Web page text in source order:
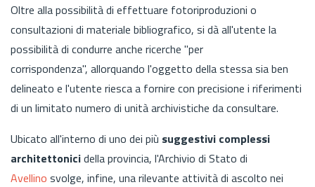
Oltre alla possibilità di effettuare fotoriproduzioni o
consultazioni di materiale bibliografico, si dà all'utente la
possibilità di condurre anche ricerche "per
corrispondenza", allorquando l'oggetto della stessa sia ben
delineato e l'utente riesca a fornire con precisione i riferimenti
di un limitato numero di unità archivistiche da consultare.
Ubicato all'interno di uno dei più suggestivi complessi
architettonicidella provincia, l'Archivio di Stato di
Avellino svolge, infine, una rilevante attività di ascolto nei